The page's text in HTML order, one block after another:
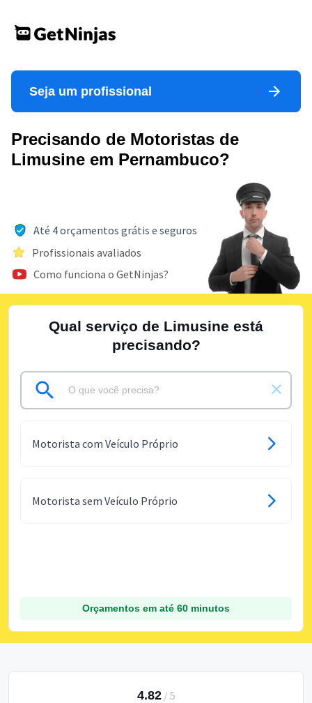
Seja um profissional
Precisando de Motoristas de
Limusine em Pernambuco?
Até 4 orçamentos grátis e seguros
Profissionais avaliados
Como funciona o GetNinjas?
Qual serviço de Limusine está
precisando?
Motorista com Veículo Próprio
Motorista sem Veículo Próprio
Orçamentos em até 60 minutos
4.82/ 5